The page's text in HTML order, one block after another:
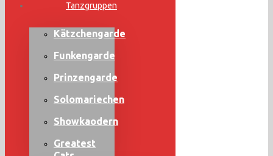
Tanzgruppen
Kätzchengarde
Funkengarde
Prinzengarde
Solomariechen
Showkaodern
Greatest